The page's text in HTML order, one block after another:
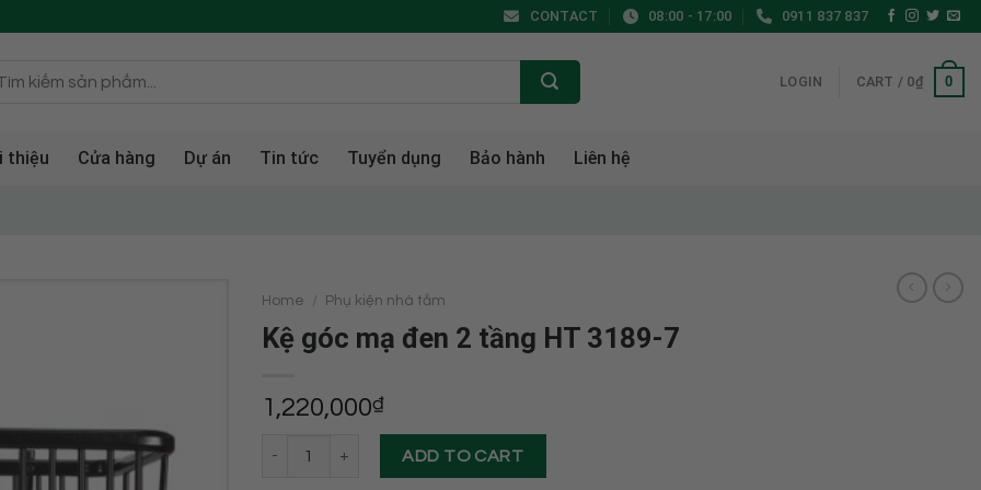
CONTACT 08:00 - 17:00 0911 837 837
LOGIN CART / 0₫ 0
thiệu Cửa hàng Dự án Tin tức Tuyển dụng Bảo hành Liên hệ
Home / Phụ kiện nhà tắm
Kệ góc mạ đen 2 tầng HT 3189-7
1,220,000₫
ADD TO CART